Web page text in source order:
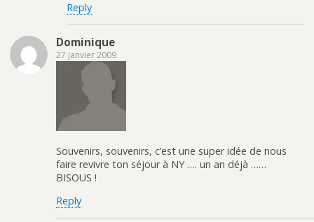
Reply
Dominique
27 janvier 2009
Souvenirs, souvenirs, c’est une super idée de nous
faire revivre ton séjour à NY …. un an déjà ……
BISOUS !
Reply